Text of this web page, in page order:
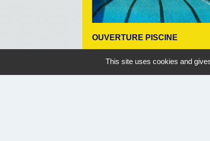
OUVERTURE PISCINE
This site uses cookies and